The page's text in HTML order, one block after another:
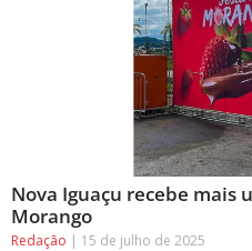
Nova Iguaçu recebe mais
Morango
Redação 15 de julho de 2025